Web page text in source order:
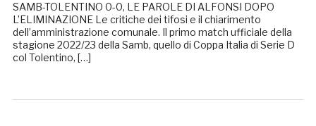
SAMB-TOLENTINO 0-0, LE PAROLE DI ALFONSI DOPO
L’ELIMINAZIONE Le critiche dei tifosi e il chiarimento
dell’amministrazione comunale. Il primo match ufficiale della
stagione 2022/23 della Samb, quello di Coppa Italia di Serie D
col Tolentino, […]